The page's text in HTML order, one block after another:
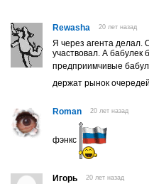
Rewasha 20 лет назад
Я через агента делал.
участвовал. А бабулек
предприимчивые
держат рынок
Roman 20 лет назад
фэнкс
Игорь 20 лет назад